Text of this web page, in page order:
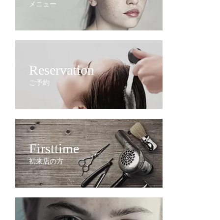
メニュー
Reservation
ご予約
Firsttime
初来店の方